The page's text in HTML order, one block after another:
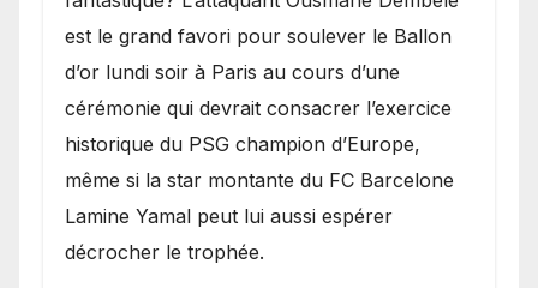
est le grand favori pour soulever le Ballon
d’or lundi soir à Paris au cours d’une
cérémonie qui devrait consacrer l’exercice
historique du PSG champion d’Europe,
même si la star montante du FC Barcelone
Lamine Yamal peut lui aussi espérer
décrocher le trophée.